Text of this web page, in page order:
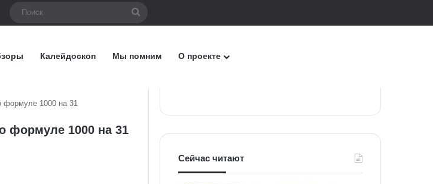
Калейдоскоп Мы помним О проекте
формуле 1000 на 31
формуле 1000 на 31
Сейчас читают